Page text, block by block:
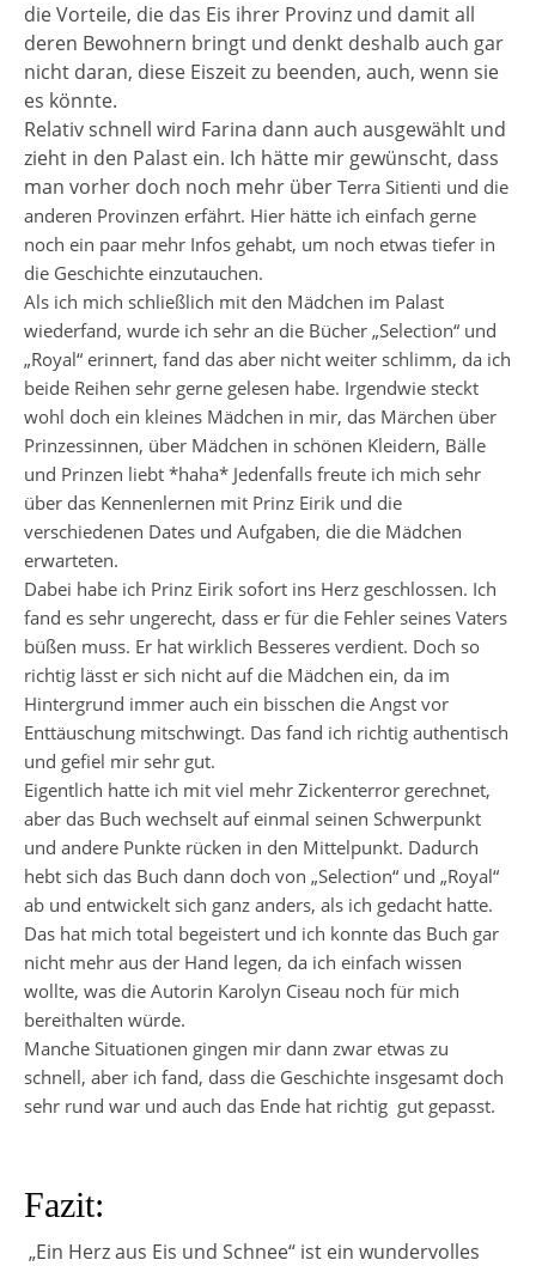
die Vorteile, die das Eis ihrer Provinz und damit all
deren Bewohnern bringt und denkt deshalb auch gar
nicht daran, diese Eiszeit zu beenden, auch, wenn sie
es könnte.
Relativ schnell wird Farina dann auch ausgewählt und
zieht in den Palast ein. Ich hätte mir gewünscht, dass
man vorher doch noch mehr über Terra Sitienti und die
anderen Provinzen erfährt. Hier hätte ich einfach gerne
noch ein paar mehr Infos gehabt, um noch etwas tiefer in
die Geschichte einzutauchen.
Als ich mich schließlich mit den Mädchen im Palast
wiederfand, wurde ich sehr an die Bücher „Selection“ und
„Royal“ erinnert, fand das aber nicht weiter schlimm, da ich
beide Reihen sehr gerne gelesen habe. Irgendwie steckt
wohl doch ein kleines Mädchen in mir, das Märchen über
Prinzessinnen, über Mädchen in schönen Kleidern, Bälle
und Prinzen liebt *haha* Jedenfalls freute ich mich sehr
über das Kennenlernen mit Prinz Eirik und die
verschiedenen Dates und Aufgaben, die die Mädchen
erwarteten.
Dabei habe ich Prinz Eirik sofort ins Herz geschlossen. Ich
fand es sehr ungerecht, dass er für die Fehler seines Vaters
büßen muss. Er hat wirklich Besseres verdient. Doch so
richtig lässt er sich nicht auf die Mädchen ein, da im
Hintergrund immer auch ein bisschen die Angst vor
Enttäuschung mitschwingt. Das fand ich richtig authentisch
und gefiel mir sehr gut.
Eigentlich hatte ich mit viel mehr Zickenterror gerechnet,
aber das Buch wechselt auf einmal seinen Schwerpunkt
und andere Punkte rücken in den Mittelpunkt. Dadurch
hebt sich das Buch dann doch von „Selection“ und „Royal“
ab und entwickelt sich ganz anders, als ich gedacht hatte.
Das hat mich total begeistert und ich konnte das Buch gar
nicht mehr aus der Hand legen, da ich einfach wissen
wollte, was die Autorin Karolyn Ciseau noch für mich
bereithalten würde.
Manche Situationen gingen mir dann zwar etwas zu
schnell, aber ich fand, dass die Geschichte insgesamt doch
sehr rund war und auch das Ende hat richtig gut gepasst.
Fazit:
„Ein Herz aus Eis und Schnee“ ist ein wundervolles